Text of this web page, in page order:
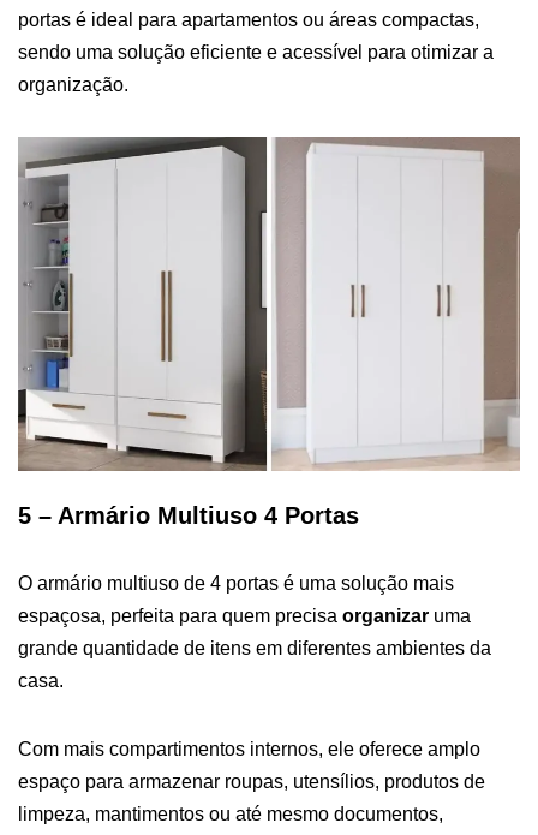
portas é ideal para apartamentos ou áreas compactas,
sendo uma solução eficiente e acessível para otimizar a
organização.
5 – Armário Multiuso 4 Portas
O armário multiuso de 4 portas é uma solução mais
espaçosa, perfeita para quem precisa organizar uma
grande quantidade de itens em diferentes ambientes da
casa.
Com mais compartimentos internos, ele oferece amplo
espaço para armazenar roupas, utensílios, produtos de
limpeza, mantimentos ou até mesmo documentos,